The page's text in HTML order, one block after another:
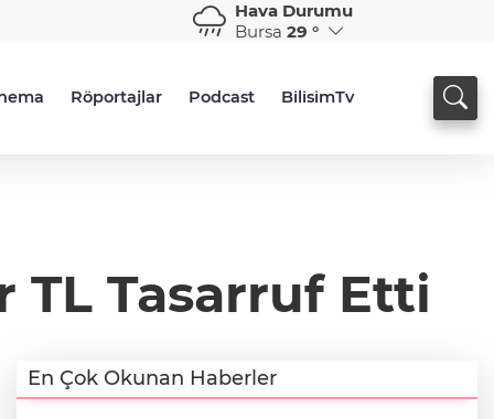
Hava Durumu
Bursa 29 °
Röportajlar Podcast BilisimTv
TL Tasarruf Etti
En Çok Okunan Haberler